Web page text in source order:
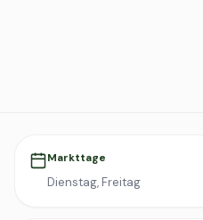
Markttage
Dienstag, Freitag